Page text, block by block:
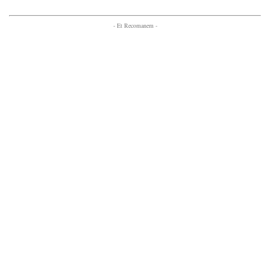
- Et Recomanem -